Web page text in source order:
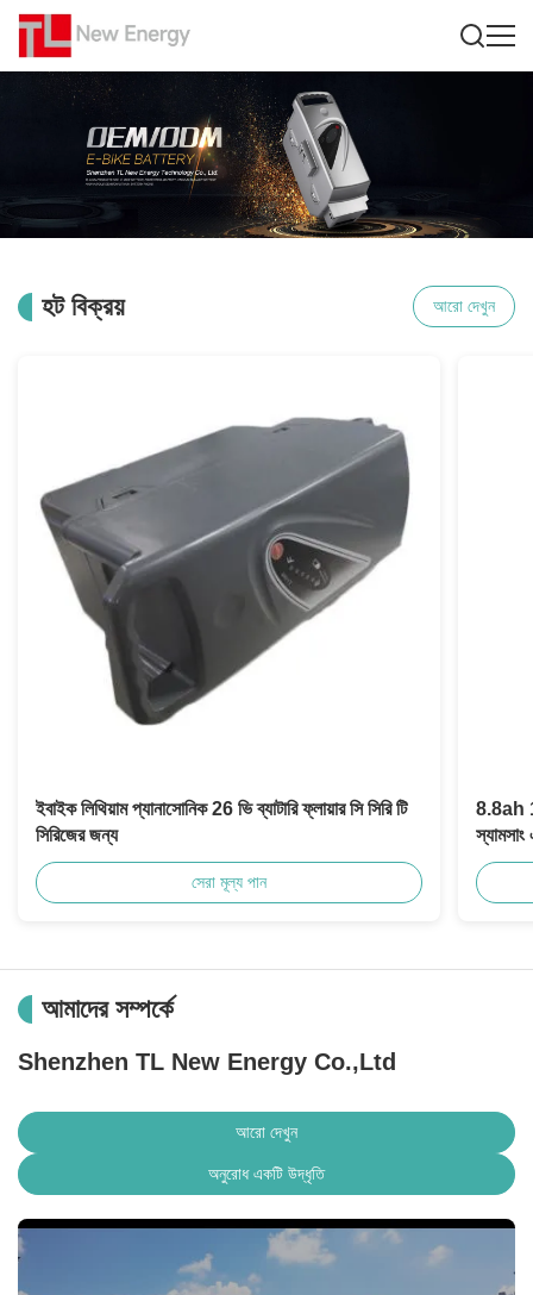
হট বিক্রয় আরো দেখুন
ইবাইক লিথিয়াম প্যানাসোনিক 26 ভি ব্যাটারি ফ্লায়ার সি সিরি টি
সিরিজের জন্য
সেরা মূল্য পান
8.8ah
আমাদের সম্পর্কে
Shenzhen TL New Energy Co.,Ltd
আরো দেখুন
অনুরোধ একটি উদ্ধৃতি